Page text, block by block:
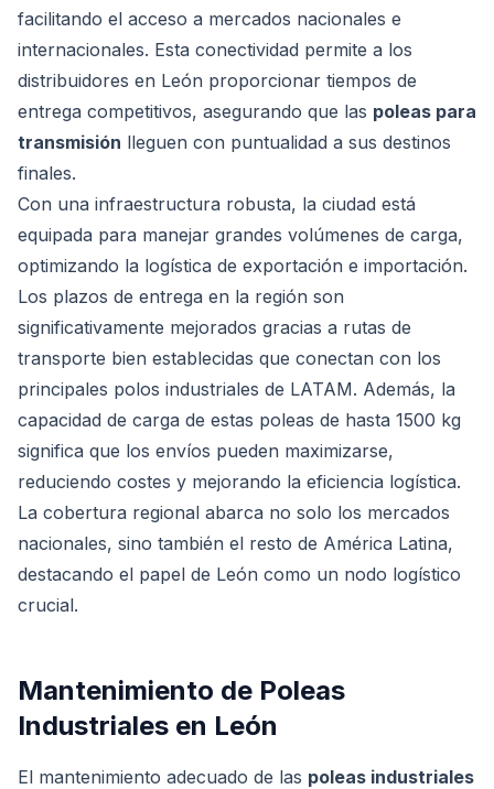
facilitando el acceso a mercados nacionales e
internacionales. Esta conectividad permite a los
distribuidores en León proporcionar tiempos de
entrega competitivos, asegurando que las poleas para
transmisión lleguen con puntualidad a sus destinos
finales.
Con una infraestructura robusta, la ciudad está
equipada para manejar grandes volúmenes de carga,
optimizando la logística de exportación e importación.
Los plazos de entrega en la región son
significativamente mejorados gracias a rutas de
transporte bien establecidas que conectan con los
principales polos industriales de LATAM. Además, la
capacidad de carga de estas poleas de hasta 1500 kg
significa que los envíos pueden maximizarse,
reduciendo costes y mejorando la eficiencia logística.
La cobertura regional abarca no solo los mercados
nacionales, sino también el resto de América Latina,
destacando el papel de León como un nodo logístico
crucial.
Mantenimiento de Poleas
Industriales en León
El mantenimiento adecuado de las poleas industriales